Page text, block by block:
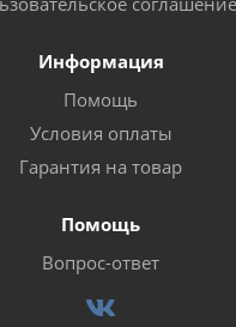
Информация
Помощь
Условия оплаты
Гарантия на товар
Помощь
Вопрос-ответ